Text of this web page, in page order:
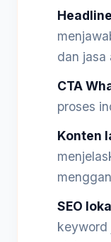
dan jasa
CTA
proses
Konten
SEO
keyword